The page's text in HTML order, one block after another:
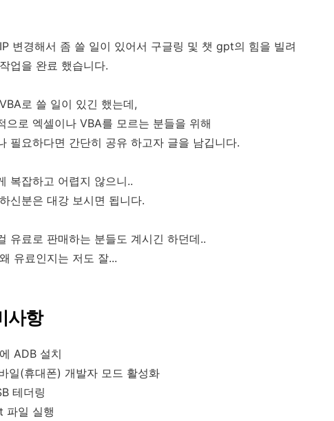
변경해서 좀 쓸 일이 있어서 구글링 및 챗 gpt의 힘을 빌려
업을 완료 했습니다.
로 쓸 일이 있긴 했는데,
으로 엑셀이나 VBA를 모르는 분들을 위해
필요하다면 간단히 공유 하고자 글을 남깁니다.
복잡하고 어렵지 않으니..
신분은 대강 보시면 됩니다.
유료로 판매하는 분들도 계시긴 하던데..
유료인지는 저도 잘...
사항
ADB 설치
일(휴대폰) 개발자 모드 활성화
테더링
파일 실행